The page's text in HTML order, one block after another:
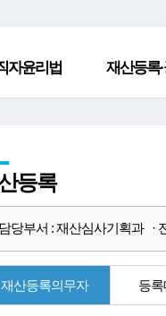
자윤리법 재산등록
등록
담당부서 : 재산심사기획과 ·
재산등록의무자 등